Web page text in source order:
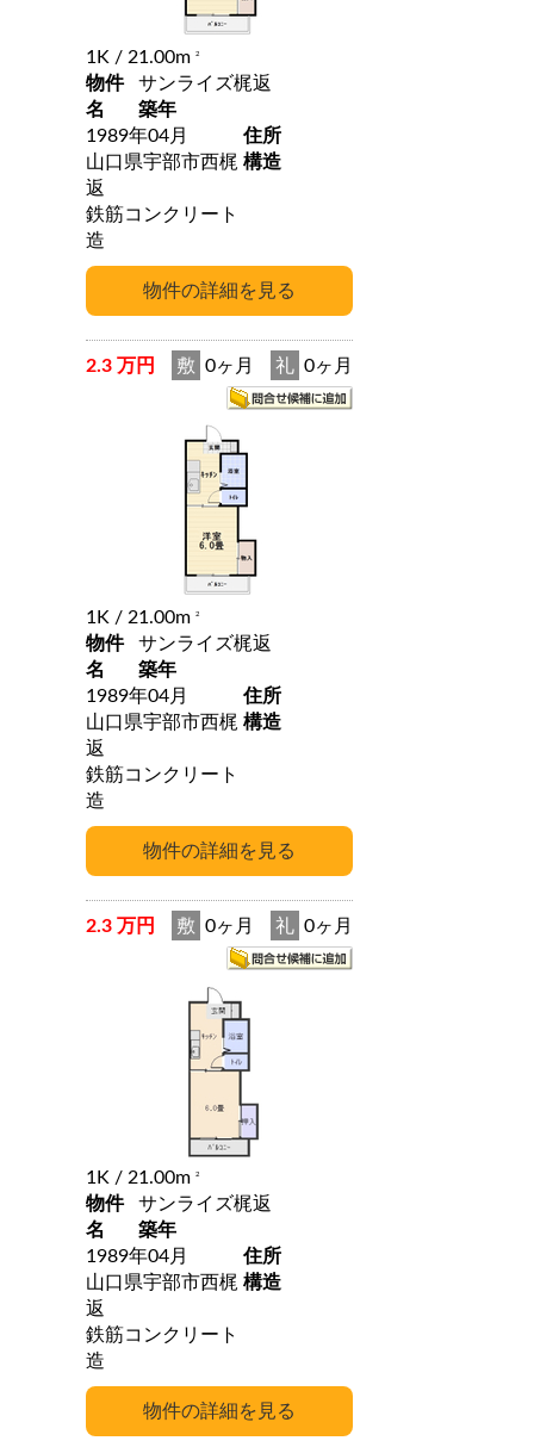
1K / 21.00m 2
物件
名
サンライズ梶返
築年
1989年04月
住所
山口県宇部市西梶
返
構造
鉄筋コンクリート
造
2.3 万円 敷 0ヶ月 礼 0ヶ月
1K / 21.00m 2
物件
名
サンライズ梶返
築年
1989年04月
住所
山口県宇部市西梶
返
構造
鉄筋コンクリート
造
2.3 万円 敷 0ヶ月 礼 0ヶ月
1K / 21.00m 2
物件
名
サンライズ梶返
築年
1989年04月
住所
山口県宇部市西梶
返
構造
鉄筋コンクリート
造